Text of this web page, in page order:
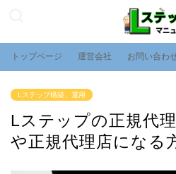
トップページ 運営会社 お問い合わ
Lステップ構築、運用
Lステップの正規代
や正規代理店になる